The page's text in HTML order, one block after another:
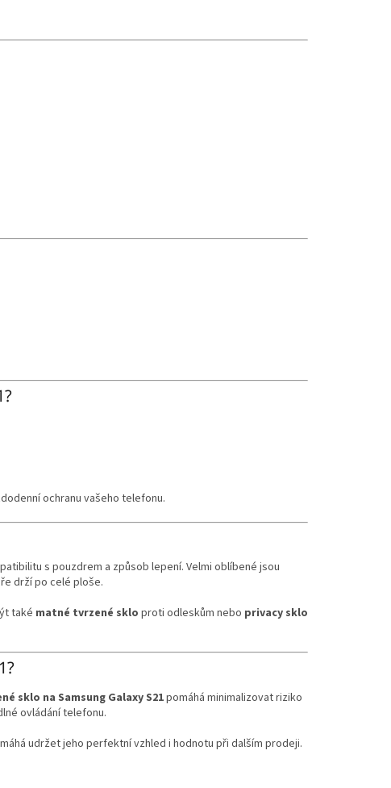
ochranu vašeho telefonu.
s pouzdrem a způsob lepení. Velmi oblíbené jsou
drží po celé ploše.
také matné tvrzené sklo proti odleskům nebo privacy sklo
sklo na Samsung Galaxy S21pomáhá minimalizovat riziko
ovládání telefonu.
udržet jeho perfektní vzhled i hodnotu při dalším prodeji.